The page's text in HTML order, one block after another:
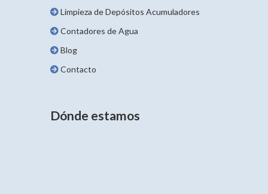
Limpieza de Depósitos Acumuladores
Contadores de Agua
Blog
Contacto
Dónde estamos